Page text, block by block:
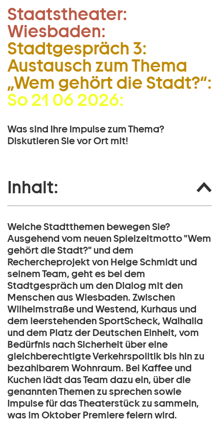
Zum Hauptinhalt springen
Zum Footer springen
Staatstheater:
Wiesbaden:
Stadtgespräch 3:
Austausch zum Thema
„Wem gehört die Stadt?“:
So 21 06 2026:
Was sind Ihre Impulse zum Thema?
Diskutieren Sie vor Ort mit!
Inhalt:
Welche Stadtthemen bewegen Sie?
Ausgehend vom neuen Spielzeitmotto "Wem
gehört die Stadt?" und dem
Rechercheprojekt von Helge Schmidt und
seinem Team, geht es bei dem
Stadtgespräch um den Dialog mit den
Menschen aus Wiesbaden. Zwischen
Wilhelmstraße und Westend, Kurhaus und
dem leerstehenden SportScheck, Walhalla
und dem Platz der Deutschen Einheit, vom
Bedürfnis nach Sicherheit über eine
gleichberechtigte Verkehrspolitik bis hin zu
bezahlbarem Wohnraum. Bei Kaffee und
Kuchen lädt das Team dazu ein, über die
genannten Themen zu sprechen sowie
Impulse für das Theaterstück zu sammeln,
was im Oktober Premiere feiern wird.